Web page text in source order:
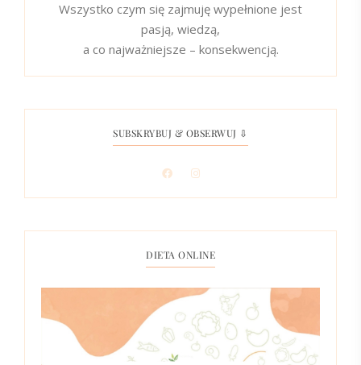
Wszystko czym się zajmuję wypełnione jest
pasją, wiedzą,
a co najważniejsze – konsekwencją.
SUBSKRYBUJ & OBSERWUJ ⇩
DIETA ONLINE